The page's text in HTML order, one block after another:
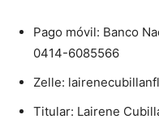
Pago móvil: Banco
0414-6085566
Zelle:
Titular: Lairene